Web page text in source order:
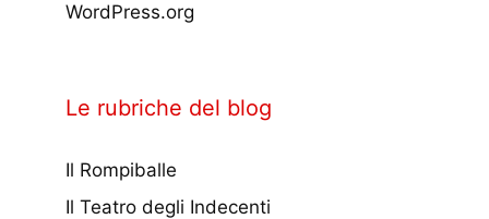
WordPress.org
Le rubriche del blog
Il Rompiballe
Il Teatro degli Indecenti